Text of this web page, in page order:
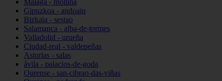
Málaga - mollina
Gipuzkoa - andoain
Bizkaia - sestao
Salamanca - alba-de-tormes
Valladolid - urueña
Ciudad-real - valdepeñas
Asturias - salas
ávila - palacios-de-goda
Ourense - san-cibrao-das-viñas